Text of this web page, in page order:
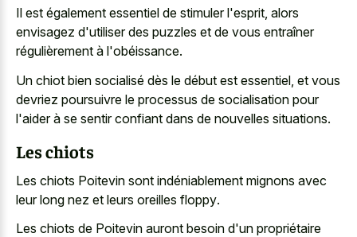
Il est également essentiel de stimuler l'esprit, alors
envisagez d'utiliser des puzzles et de vous entraîner
régulièrement à l'obéissance.
Un chiot bien socialisé dès le début est essentiel, et vous
devriez poursuivre le processus de socialisation pour
l'aider à se sentir confiant dans de nouvelles situations.
Les chiots
Les chiots Poitevin sont indéniablement mignons avec
leurlong nez et leurs oreilles floppy.
Les chiots de Poitevin auront besoin d'un propriétaire